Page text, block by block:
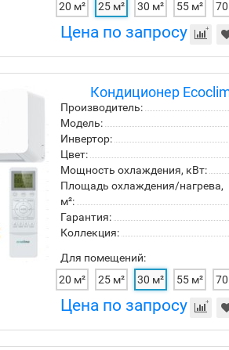
20 м²
25 м² 30 м² 55 м²
Цена по запросу
Кондиционер
Производитель:
Модель:
Инвертор:
Цвет:
Мощность охлаждения, кВт:
Площадь охлаждения/нагрева,
м²:
Гарантия:
Коллекция:
Для помещений:
20 м²
25 м² 30 м² 55 м²
Цена по запросу